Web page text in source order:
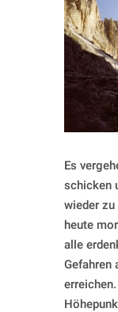
Es
schicken
wieder zu
heute
alle
Gefahren